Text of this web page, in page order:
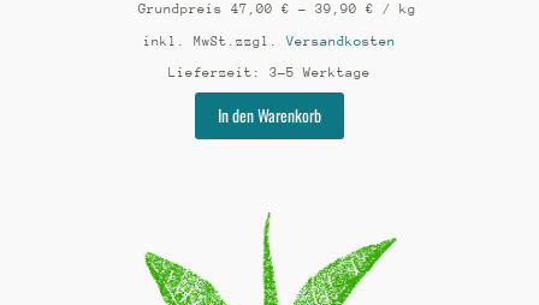
Grundpreis 47,00 € – 39,90 € / kg
inkl. MwSt. zzgl.Versandkosten
Lieferzeit: 3-5 Werktage
In den Warenkorb
Die
Optionen